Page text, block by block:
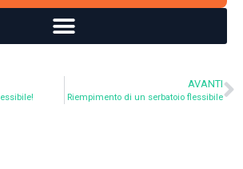
AVANTI
Riempimento di un serbatoio flessibile